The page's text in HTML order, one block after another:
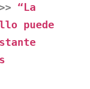
“La
puede